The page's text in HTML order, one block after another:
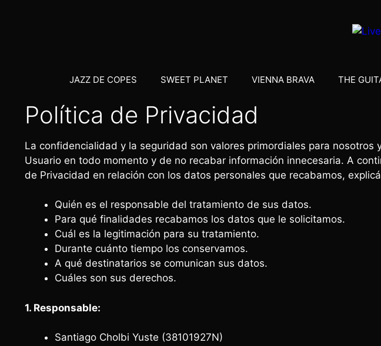
JAZZ DE COPES SWEET PLANET VIENNA BRAVA THE
Política de Privacidad
La confidencialidad y la seguridad son valores primordiales para
Usuario en todo momento y de no recabar información innecesaria. A
de Privacidad en relación con los datos personales que recabamos,
Quién es el responsable del tratamiento de sus datos.
Para qué finalidades recabamos los datos que le solicitamos.
Cuál es la legitimación para su tratamiento.
Durante cuánto tiempo los conservamos.
A qué destinatarios se comunican sus datos.
Cuáles son sus derechos.
1. Responsable:
Santiago Cholbi Yuste (38101927N)